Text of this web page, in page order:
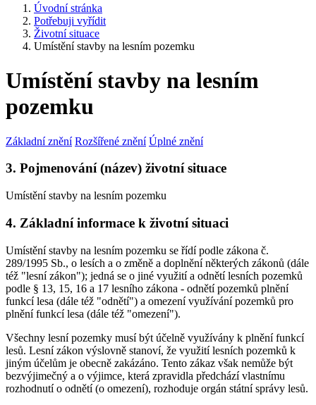
Úvodní stránka
Potřebuji vyřídit
Životní situace
Umístění stavby na lesním pozemku
Umístění stavby na lesním
pozemku
Základní znění Rozšířené znění Úplné znění
3. Pojmenování (název) životní situace
Umístění stavby na lesním pozemku
4. Základní informace k životní situaci
Umístění stavby na lesním pozemku se řídí podle zákona č.
289/1995 Sb., o lesích a o změně a doplnění některých zákonů (dále
též "lesní zákon"); jedná se o jiné využití a odnětí lesních pozemků
podle § 13, 15, 16 a 17 lesního zákona - odnětí pozemků plnění
funkcí lesa (dále též "odnětí") a omezení využívání pozemků pro
plnění funkcí lesa (dále též "omezení").
Všechny lesní pozemky musí být účelně využívány k plnění funkcí
lesů. Lesní zákon výslovně stanoví, že využití lesních pozemků k
jiným účelům je obecně zakázáno. Tento zákaz však nemůže být
bezvýjimečný a o výjimce, která zpravidla předchází vlastnímu
rozhodnutí o odnětí (o omezení), rozhoduje orgán státní správy lesů.